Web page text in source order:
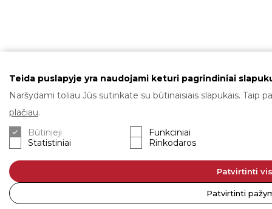
Teida puslapyje yra naudojami keturi pagrindiniai
Naršydami toliau Jūs sutinkate su būtinaisiais slapukais. Taip
plačiau.
Būtinieji
Funkciniai
Statistiniai
Rinkodaros
Patvirtinti
Patvirtinti